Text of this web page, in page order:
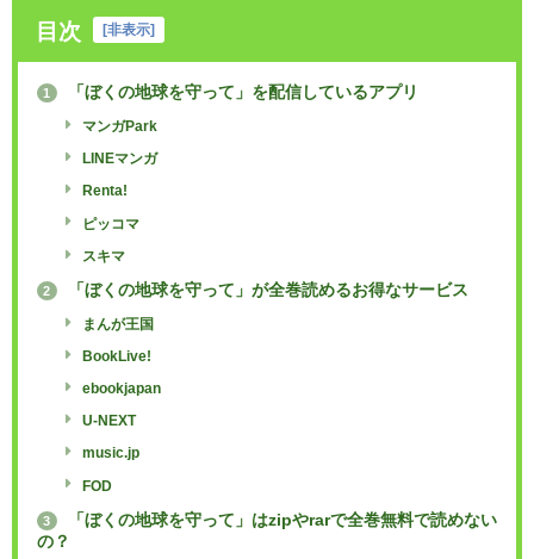
目次 [非表示]
1 「ぼくの地球を守って」を配信しているアプリ
マンガPark
LINEマンガ
Renta!
ピッコマ
スキマ
2 「ぼくの地球を守って」が全巻読めるお得なサービス
まんが王国
BookLive!
ebookjapan
U-NEXT
music.jp
FOD
3
「ぼくの地球を守って」はzipやrarで全巻無料で読めない
の？